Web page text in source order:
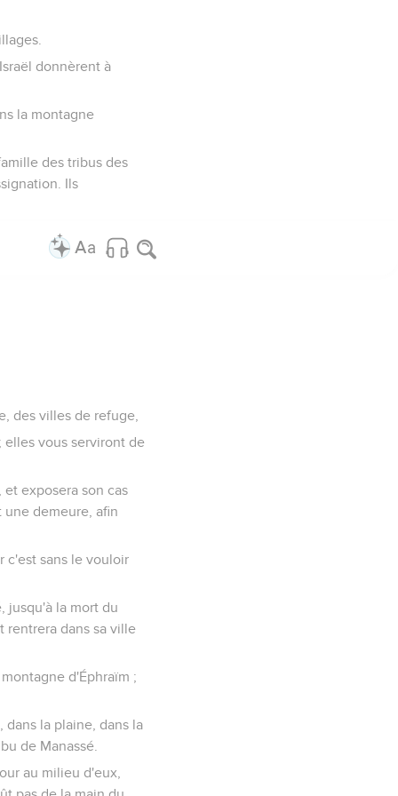
donnèrent à
la montagne
des tribus des
Ils
des villes de refuge,
vous serviront de
exposera son cas
demeure, afin
c'est sans le vouloir
jusqu'à la mort du
rentrera dans sa ville
d'Éphraïm ;
la plaine, dans la
de Manassé.
au milieu d'eux,